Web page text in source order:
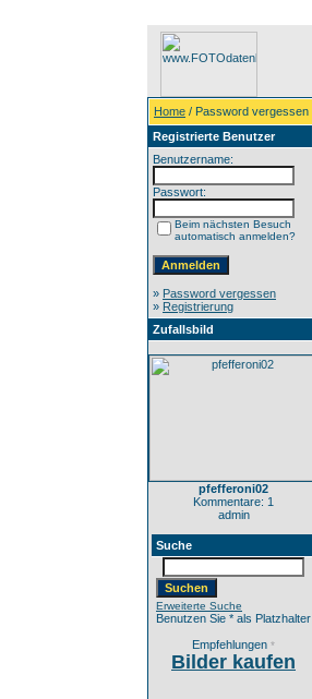
Home / Password vergessen
Registrierte Benutzer
Benutzername:
Passwort:
Beim nächsten Besuch
automatisch anmelden?
» Password vergessen
» Registrierung
Zufallsbild
pfefferoni02
Kommentare: 1
admin
Suche
Erweiterte Suche
Benutzen Sie * als Platzhalter
Empfehlungen *
Bilder kaufen